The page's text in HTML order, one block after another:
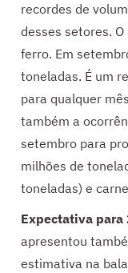
recordes de
desses setores.
ferro. Em
toneladas. É um
para qualquer
também a
setembro para
milhões de
toneladas) e
Expectativa
apresentou
estimativa na